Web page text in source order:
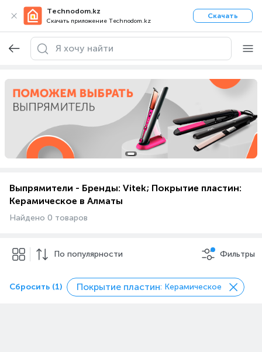
Technodom.kz
Скачать приложение Technodom.kz
Скачать
Выпрямители - Бренды: Vitek; Покрытие пластин:
Керамическое в Алматы
Найдено 0 товаров
По популярности Фильтры
Сбросить (1) Покрытие пластин: Керамическое